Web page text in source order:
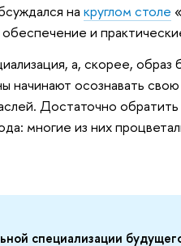
накруглом столе
и
а, скорее, образ
осознавать
Достаточно
многие из них
специализации